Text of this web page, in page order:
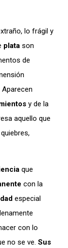
lo frágil y
plata son
de
y de la
aquello que
que
con la
especial
con lo
no se ve. Sus